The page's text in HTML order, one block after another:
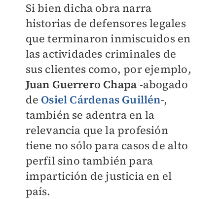
Si bien dicha obra narra
historias de defensores legales
que terminaron inmiscuidos en
las actividades criminales de
sus clientes como, por ejemplo,
Juan Guerrero Chapa -abogado
de Osiel Cárdenas Guillén-,
también se adentra en la
relevancia que la profesión
tiene no sólo para casos de alto
perfil sino también para
impartición de justicia en el
país.